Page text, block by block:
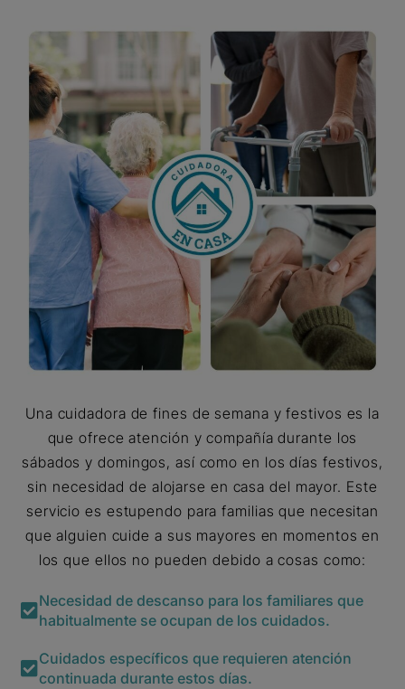
Una cuidadora de fines de semana y festivos es la
que ofrece atención y compañía durante los
sábados y domingos, así como en los días festivos,
sin necesidad de alojarse en casa del mayor. Este
servicio es estupendo para familias que necesitan
que alguien cuide a sus mayores en momentos en
los que ellos no pueden debido a cosas como:
Necesidad de descanso para los familiares que
habitualmente se ocupan de los cuidados.
Cuidados específicos que requieren atención
continuada durante estos días.